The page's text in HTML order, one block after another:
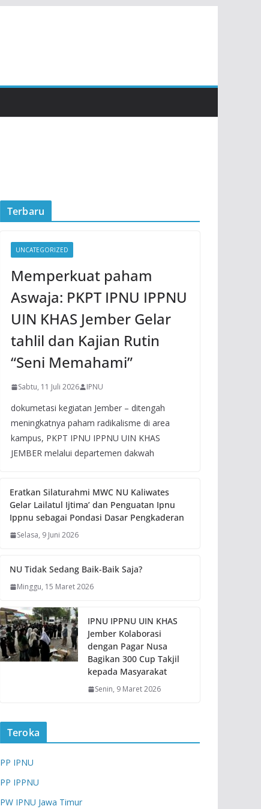
Terbaru
UNCATEGORIZED
Memperkuat paham
Aswaja: PKPT IPNU IPPNU
UIN KHAS Jember Gelar
tahlil dan Kajian Rutin
“Seni Memahami”
Sabtu, 11 Juli 2026 IPNU
dokumetasi kegiatan Jember – ditengah
meningkatnya paham radikalisme di area
kampus, PKPT IPNU IPPNU UIN KHAS
JEMBER melalui departemen dakwah
Eratkan Silaturahmi MWC NU Kaliwates
Gelar Lailatul Ijtima’ dan Penguatan Ipnu
Ippnu sebagai Pondasi Dasar Pengkaderan
Selasa, 9 Juni 2026
NU Tidak Sedang Baik-Baik Saja?
Minggu, 15 Maret 2026
IPNU IPPNU UIN KHAS
Jember Kolaborasi
dengan Pagar Nusa
Bagikan 300 Cup Takjil
kepada Masyarakat
Senin, 9 Maret 2026
Teroka
PP IPNU
PP IPPNU
PW IPNU Jawa Timur